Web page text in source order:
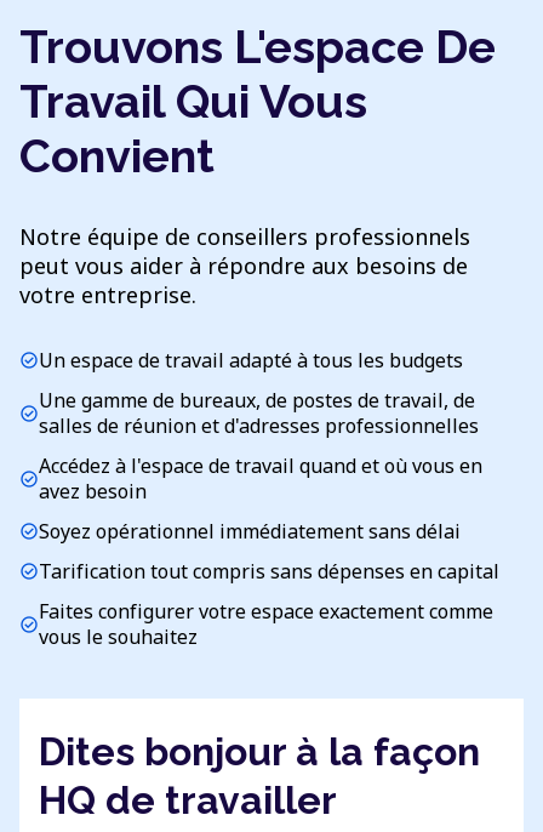
Trouvons L'espace De
Travail Qui Vous
Convient
Notre équipe de conseillers professionnels
peut vous aider à répondre aux besoins de
votre entreprise.
check_circleUn espace de travail adapté à tous les budgets
check_circleUne gamme de bureaux, de postes de travail, de
salles de réunion et d'adresses professionnelles
check_circleAccédez à l'espace de travail quand et où vous en
avez besoin
check_circleSoyez opérationnel immédiatement sans délai
check_circleTarification tout compris sans dépenses en capital
check_circleFaites configurer votre espace exactement comme
vous le souhaitez
Dites bonjour à la façon
HQ de travailler